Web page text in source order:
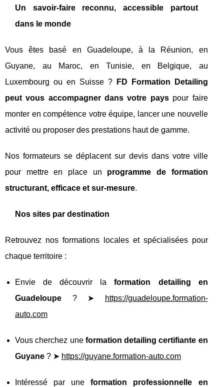
Un savoir-faire reconnu, accessible partout
dans le monde
Vous êtes basé en Guadeloupe, à la Réunion, en
Guyane, au Maroc, en Tunisie, en Belgique, au
Luxembourg ou en Suisse ?
FD Formation Detailing
peut vous accompagner dans votre payspour faire
monter en compétence votre équipe, lancer une nouvelle
activité ou proposer des prestations haut de gamme.
Nos formateurs se déplacent sur devis dans votre ville
pour mettre en place un programme de formation
structurant, efficace et sur-mesure.
Nos sites par destination
Retrouvez nos formations locales et spécialisées pour
chaque territoire :
Envie de découvrir laformation detailing en
Guadeloupe ? ➤
https://guadeloupe.formation-
auto.com
Vous cherchez une formation detailing certifiante en
Guyane ? ➤ https://guyane.formation-auto.com
Intéressé par uneformation professionnelle en